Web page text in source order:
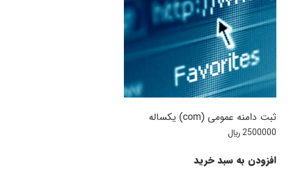
ثبت دامنه عمومی (com) یکساله
2500000 ﷼
افزودن به سبد خرید